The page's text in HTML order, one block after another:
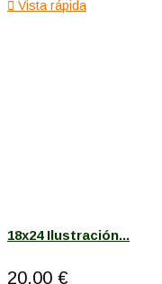
 Vista rápida
18x24 Ilustración...
20,00 €